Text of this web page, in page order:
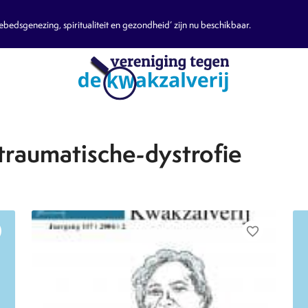
spiritualiteit en gezondheid’ zijn nu beschikbaar.
dystrofie
favorite_border